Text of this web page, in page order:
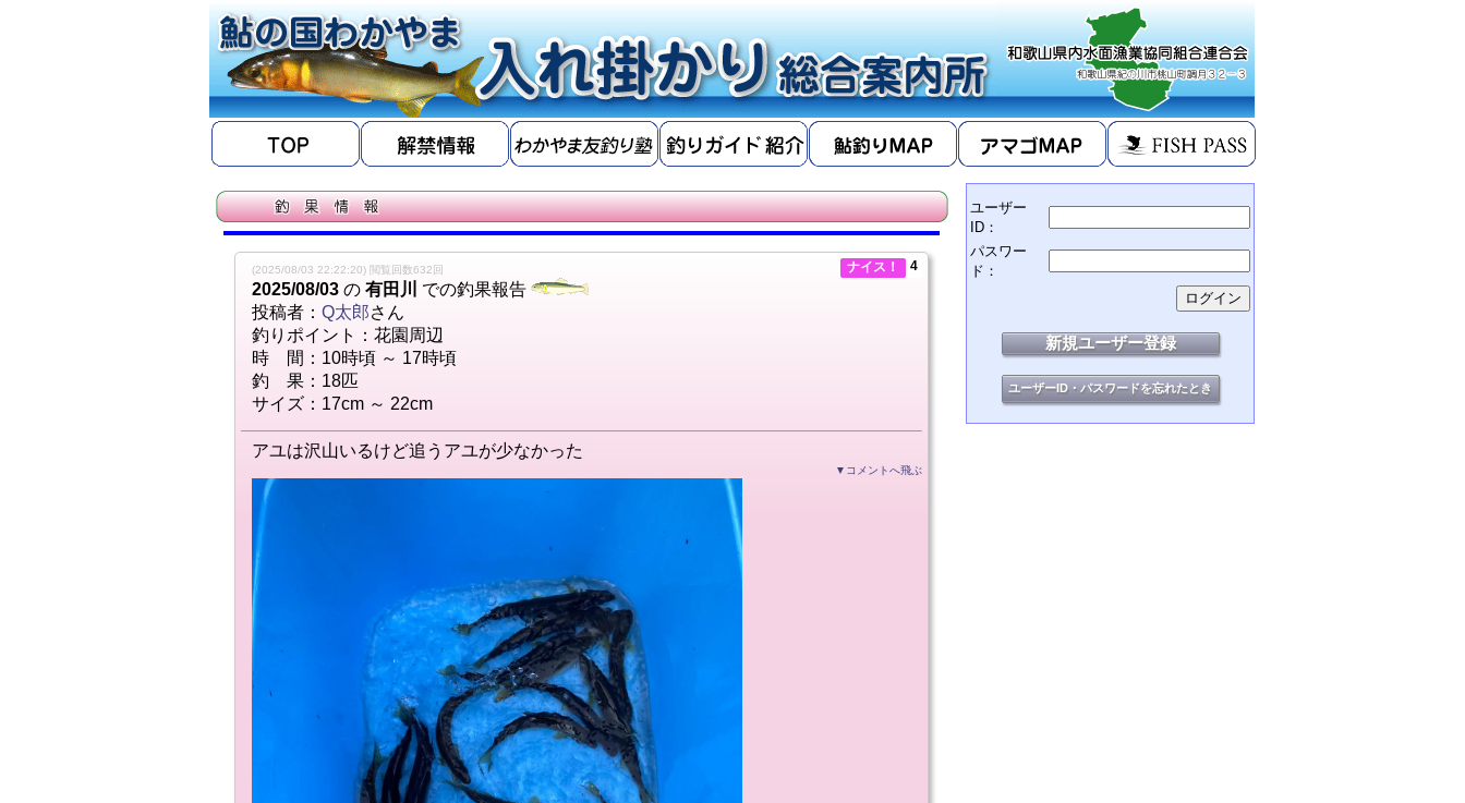
(2025/08/03 22:22:20) 閲覧回数632回
2025/08/03 の 有田川
での釣果報告
投稿者： Q太郎さん
釣りポイント：花園周辺
時 間：10時頃 ～ 17時頃
釣 果：18匹
サイズ：17cm ～ 22cm
ナイス！ 4
アユは沢山いるけど追うアユが少なかった
▼コメントへ飛ぶ
ユーザー
ID：
パスワー
ド：
新規ユーザー登録
ユーザーID・パスワードを忘れたとき